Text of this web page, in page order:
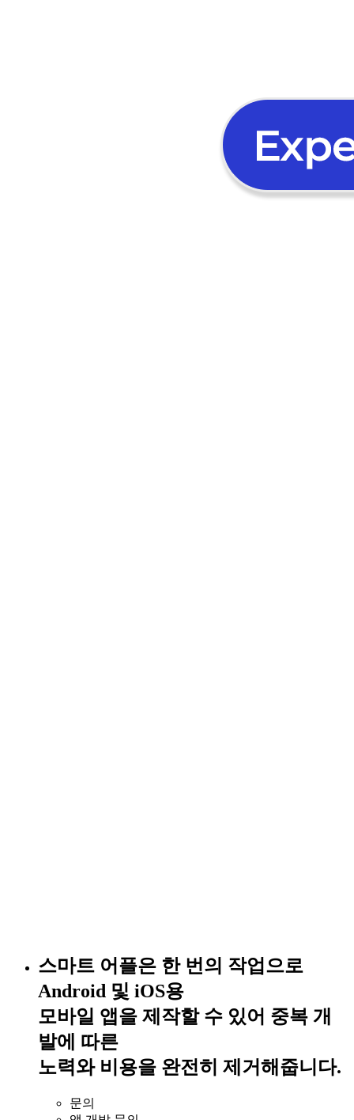
스마트 어플은 한 번의 작업으로
Android 및 iOS용
모바일 앱을 제작할 수 있어 중복 개
발에 따른
노력와 비용을 완전히 제거해줍니다.
문의